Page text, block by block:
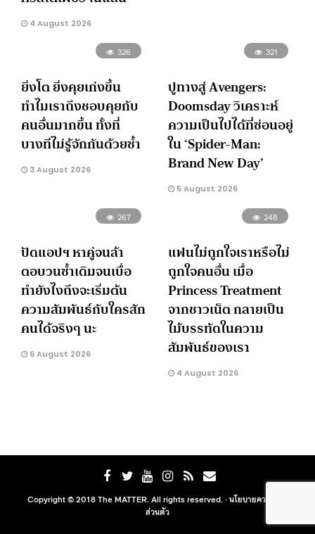
4 August 2026
326
ยิ่งโต ยิ่งคุยเก่งขึ้น
ทำไมเราถึงชอบคุยกับ
คนอื่นมากขึ้น ทั้งที่
บางทีไม่รู้จักกันด้วยซ้ำ
3 August 2026
321
ปูทางสู่ Avengers:
Doomsday วิเคราะห์
ความเป็นไปได้ที่ซ่อนอยู่
ใน ‘Spider-Man:
Brand New Day’
5 August 2026
267
ปัดแอปฯ หาคู่จนล้า
ตอบวนซ้ำเดิมจนเบื่อ
ทำยังไงถึงจะเริ่มต้น
ความสัมพันธ์กับใครสัก
คนได้จริงๆ นะ
6 August 2026
248
แฟนไม่ถูกใจเราหรือไม่
ถูกใจคนอื่น เมื่อ
Princess Treatment
จากชาวเน็ต กลายเป็น
ไม้บรรทัดในความ
สัมพันธ์ของเรา
4 August 2026
Copyright © 2018 The MATTER. All rights reserved. ·นโยบายความเป็น
ส่วนตัว